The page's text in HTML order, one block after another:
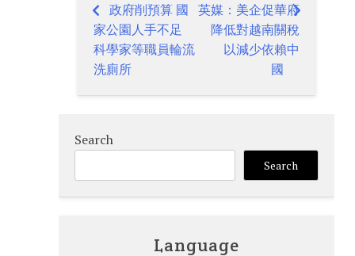
Post
navigation
政府削預算 國
家公園人手不足
科學家等職員輪流
洗廁所
英媒：美企促華府
降低對越南關稅
以減少依賴中
國
Search
Search
Language